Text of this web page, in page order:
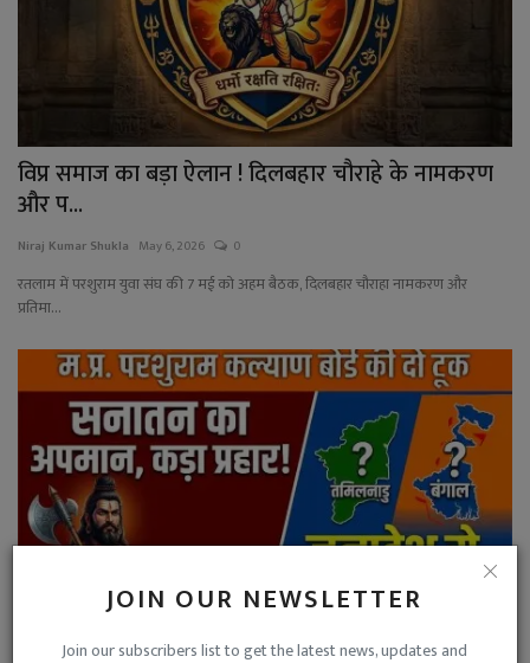
JOIN OUR NEWSLETTER
Join our subscribers list to get the latest news, updates and
विप्र समाज का बड़ा ऐलान ! दिलबहार चौराहे के नामकरण
और प...
Niraj Kumar Shukla May 6, 2026 0
रतलाम में परशुराम युवा संघ की 7 मई को अहम बैठक, दिलबहार चौराहा नामकरण और
प्रतिमा...